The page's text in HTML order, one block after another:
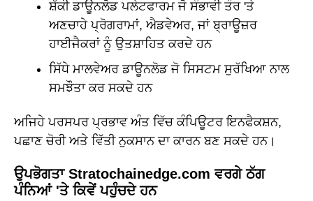
ਸ਼ੱਕੀ ਡਾਊਨਲੋਡ ਪਲੇਟਫਾਰਮ ਜੋ ਸੰਭਾਵੀ ਤੌਰ 'ਤੇ
ਅਣਚਾਹੇ ਪ੍ਰੋਗਰਾਮਾਂ, ਐਡਵੇਅਰ, ਜਾਂ ਬ੍ਰਾਊਜ਼ਰ
ਹਾਈਜੈਕਰਾਂ ਨੂੰ ਉਤਸ਼ਾਹਿਤ ਕਰਦੇ ਹਨ
ਸਿੱਧੇ ਮਾਲਵੇਅਰ ਡਾਊਨਲੋਡ ਜੋ ਸਿਸਟਮ ਸੁਰੱਖਿਆ ਨਾਲ
ਸਮਝੌਤਾ ਕਰ ਸਕਦੇ ਹਨ
ਅਜਿਹੇ ਪਰਸਪਰ ਪ੍ਰਭਾਵ ਅੰਤ ਵਿੱਚ ਕੰਪਿਊਟਰ ਇਨਫੈਕਸ਼ਨ,
ਪਛਾਣ ਚੋਰੀ ਅਤੇ ਵਿੱਤੀ ਨੁਕਸਾਨ ਦਾ ਕਾਰਨ ਬਣ ਸਕਦੇ ਹਨ।
ਉਪਭੋਗਤਾ Stratochainedge.com ਵਰਗੇ ਠੱਗ
ਪੰਨਿਆਂ 'ਤੇ ਕਿਵੇਂ ਪਹੁੰਚਦੇ ਹਨ